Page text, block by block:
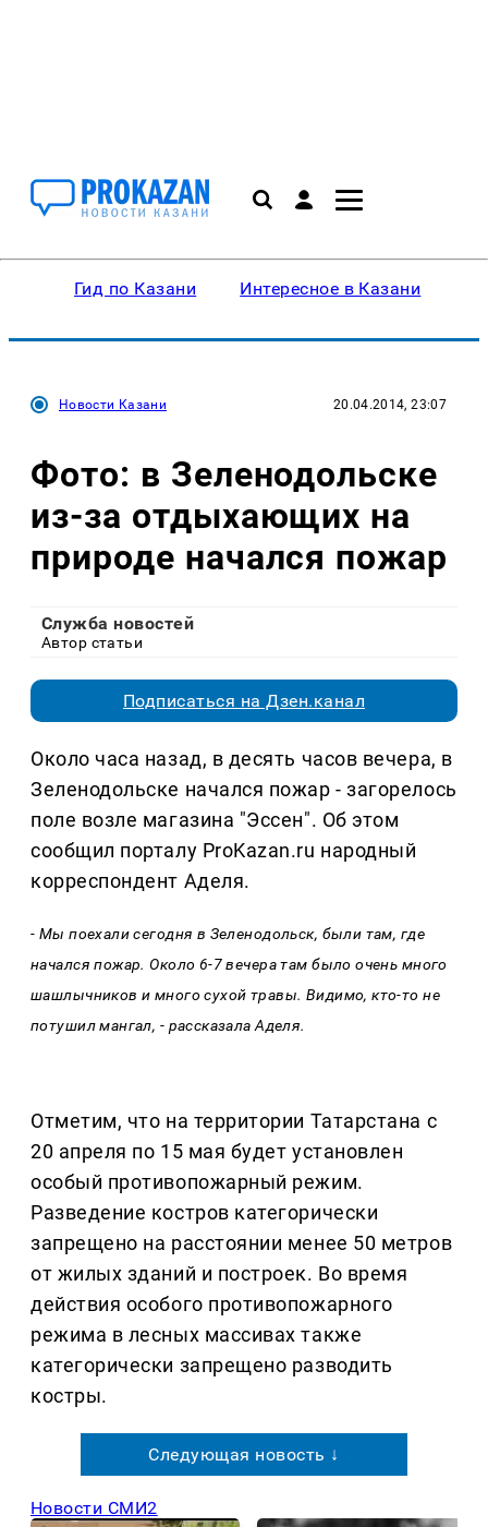
Гид по Казани Интересное в Казани
Новости Казани 20.04.2014, 23:07
Фото: в Зеленодольске
из-за отдыхающих на
природе начался пожар
Служба новостей
Автор статьи
Подписаться на Дзен.канал
Около часа назад, в десять часов вечера, в
Зеленодольске начался пожар - загорелось
поле возле магазина "Эссен". Об этом
сообщил порталу ProKazan.ru народный
корреспондент Аделя.
- Мы поехали сегодня в Зеленодольск, были там, где
начался пожар. Около 6-7 вечера там было очень много
шашлычников и много сухой травы. Видимо, кто-то не
потушил мангал, - рассказала Аделя.
Отметим, что на территории Татарстана с
20 апреля по 15 мая будет установлен
особый противопожарный режим.
Разведение костров категорически
запрещено на расстоянии менее 50 метров
от жилых зданий и построек. Во время
действия особого противопожарного
режима в лесных массивах также
категорически запрещено разводить
костры.
Следующая новость ↓
Новости СМИ2